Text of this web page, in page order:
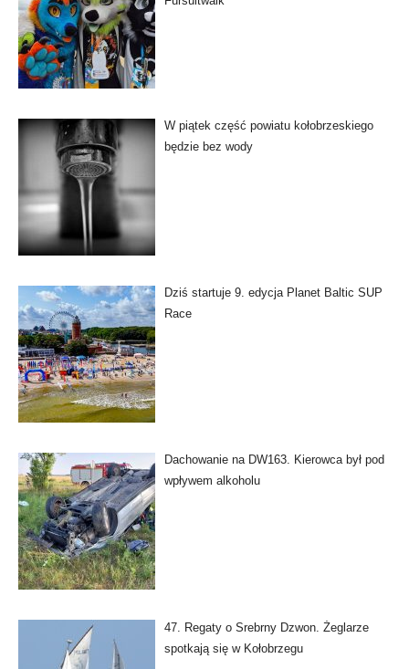
W piątek część powiatu kołobrzeskiego
będzie bez wody
Dziś startuje 9. edycja Planet Baltic SUP
Race
Dachowanie na DW163. Kierowca był pod
wpływem alkoholu
47. Regaty o Srebrny Dzwon. Żeglarze
spotkają się w Kołobrzegu